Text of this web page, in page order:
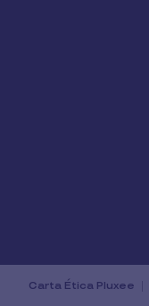
Carta Ética Pluxee